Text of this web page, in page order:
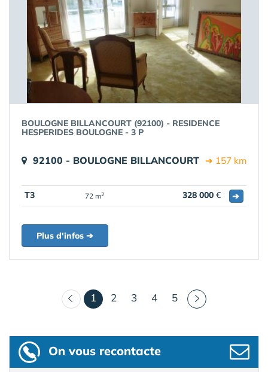
BOULOGNE BILLANCOURT (92100) - RESIDENCE
HESPERIDES BOULOGNE - 3 P
92100 - BOULOGNE BILLANCOURT ➔ 157 km
T3 72 m2 328 000 € ➔
Plus d'infos ➔
1 (courant)
2 3 4 5
On vous recontacte